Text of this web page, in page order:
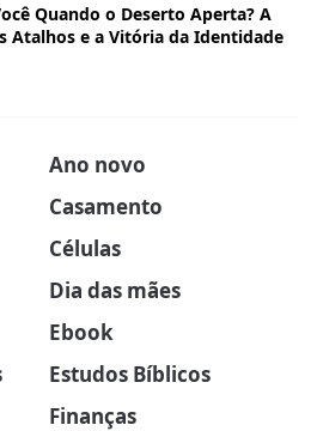
Quando o Deserto Aperta? A
Atalhos e a Vitória da Identidade
Ano novo
Casamento
Células
Dia das mães
Ebook
Estudos Bíblicos
Finanças